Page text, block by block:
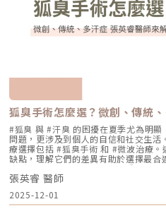
通常會建議進行 3~5 次（每次間隔約
數人在第 2 次治療後，就會感覺到上
了。Q4：我是容易泛紅的敏感肌或酒
師審慎評估。敏感肌或酒糟肌因皮膚
下進行高能量雷射，可能增加泛紅加
常會先放在「穩定膚況與降低發炎反
素。待肌膚穩定後，再由醫師評估選
量可精準控制的微針電波，以循序漸
Q5：我平常有在擦酸類或A醇縮毛孔
用，但實際時間需依療程種類與個人
A醇會促進角質代謝，可能在療程前後
紅、乾燥）加劇，並提高色素沉澱的風
天暫停使用，術後約1–2週再視肌膚
評估為準。在停用期間，建議以溫和
經醯胺等），並落實防曬措施，協助
滑自信肌對抗毛孔粗大是一場長期抗
立正確的居家保養觀念，並適時借助醫
的醫美技術已經能為各種膚況提供客製
是屬於哪一種毛孔類型，或者不知道該
間到專業的醫美診所進行諮詢。透過醫
檢測儀器，才能為你規劃出最精準、
片人工皮加強固定。3. 術後兩週內避
請按時回診由專業人員移除人工皮並
應立即聯絡診所處理。6. 色素代謝期
品。7. 修復期需加強保濕並確實做好
準 舒適度 熱感明顯，需敷麻 即時冷卻系統，可不需敷麻 反黑風險 較高 較
理多種斑點 療程次數 修復期 可能需多次，修復期較長 單次有感改善、修復
期更短 適合性 適合多數色斑但風險略高 適合希望快速、低風險改善的族群
Reepot AI時光雷射禁忌症以下情況在
由醫療人員審慎評估：1. 具有光敏感
線反應特別強烈，或正在使用會增加
反應的風險較高。2. 三個月內曾使用
修復速度，使治療後的反應加劇，因
最近三到六個月內接受過填補注射包括
為避免能量影響填充物穩定性，需由醫
受過磨皮或其他侵入性治療若表皮尚未
度刺激或延長恢復期。5. 懷孕與哺乳期
要基於安全性與荷爾蒙變動的不確定
通常較明顯 適合對象 皮膚開始鬆、細紋變多、毛孔或膚質變粗、想讓臉看
起來更緊緻的人 輪廓開始下垂、嘴邊肉明顯、下顎線不清楚、下半臉變重
型、能量與個人耐受度，可能不需麻醉或搭配舒
上，依手術範圍與複雜度不同 修復期 多數人修復期短，可能有暫時泛紅、
長，可能有腫脹、瘀青、傷口照護與拆線需求 效果出現時間 部
有緊實感，完整效果通常隨膠原蛋白新生逐漸出現 部分
拉提效果通常會在數週至數月逐漸明顯 術後消腫後逐漸看出效果，完整自
然度需等待恢復期 維持時間 約1年至1年半以上，依個人體質、老化速度與
保養而定 約1年至1年半以上，依個人體質、發數、能量與保養而定 通常可
維持數年，但仍會隨年齡與老化速度改變 優點 非侵入式、修復期短、
與緊緻感改善自然 非侵入式、修復期短、對輪廓線與深層支撐較有針對性
拉提幅度通常較明顯，適合較嚴重鬆弛者 限制 對非常明顯的下垂或多餘
膚，改善幅度有限 對膚質、毛孔、細紋的改善不一定比電波明顯 需開刀、
強，要問哪個適合你很多人會問：「電
問題其實很容易問錯方向。因為電波
波」。是能將熱能傳遞到較深層的皮
般民眾常聽到的「電波拉提」、「緊
這類療程概念延伸而來。由於屬於非
復期較短；效果可能在療程後逐漸顯
合施打族群鳳凰電波比較常被期待用
楚 嘴邊肉或輪廓線變模糊 眼周細紋與
型保養選項之一不過要特別注意，任
也不是填充療程。它比較適合用來改善
下垂、脂肪位移或組織支撐不足，仍
程。什麼是DENSITY RF無雙電波 ？無
Jeisys Medical 推出。根據 DENSITY
高頻能量，可將能量傳遞到淺層與深層
地方，在於它主打「單極 + 雙極」的
用，雙極則偏向較表層、較集中，因
兼顧： 深層緊緻 淺層膚質 細紋改善
DENSITY 採用 sequential
與雙極射頻能量，並搭配冷卻與即時阻
群無雙電波常被期待用在以下族群：
夠緊 膚質變粗、毛孔變明顯 乾燥細紋
太強 想要自然型、精緻型保養 希望同
波比較偏「輪廓拉提主力」，無雙電
狐臭手術怎麼選？微創、傳統
#狐臭 與 #汗臭 的困擾在夏季尤為明
問題，更涉及到個人的自信和社交生
療選擇包括 #狐臭手術 和 #微波治療
缺點，理解它們的差異有助於選擇最合
生活中該如何減少體味產生？重點摘
臭手術與傳統狐臭手術法之比較00:40
和多汗我都有，但我能使用狐臭手術
03:08 微波治療後汗水會跑到其他部位
味產生？張英睿皮膚專科診所官網 :
張英睿 醫師
2025-12-01